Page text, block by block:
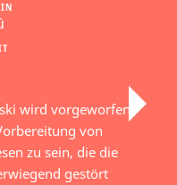
wird vorgeworfen,
von
zu sein, die die
gestört